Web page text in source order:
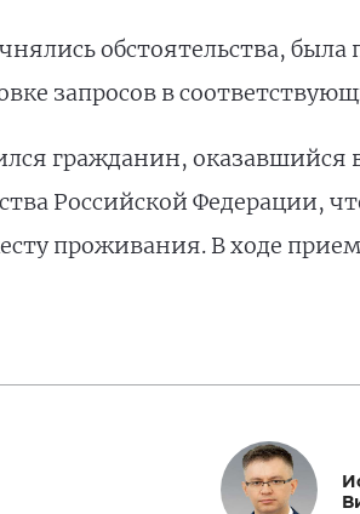
обстоятельства,
запросов в
гражданин,
Российской Федерации,
проживания. В ходе